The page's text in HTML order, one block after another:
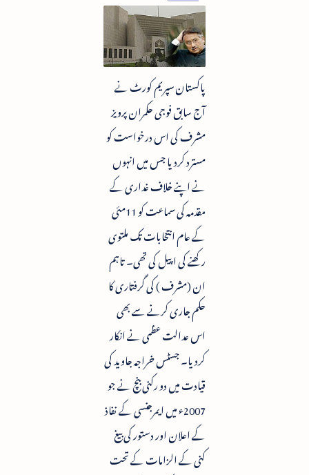
پاکستان سپریم کورٹ نے
آج سابق فوجی حکمران پرویز
مشرف کی اس درخواست کو
مسترد کردیا جس میں انہوں
نے اپنے خلاف غداری کے
مقدمہ کی سماعت کو 11مئی
کے عام انتخابات تک ملتوی
رکھنے کی اپیل کی تھی۔ تاہم
ان (مشرف ) کی گرفتاری کا
حکم جاری کرنے سے بھی
اس عدالت عظمی نے انکار
کردیا۔ جسٹس خراجہ جاوید کی
قیادت میں دو رکنی بنچ نے جو
2007ء میں ایمرجنسی کے نفاذ
کے اعلان اور دستور کی بیغ
کنی کے الزامات کے تحت